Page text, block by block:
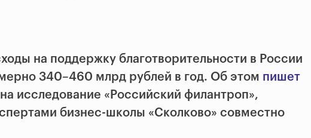
на поддержку благотворительности в Рос­сии
340–460 млрд рублей в год. Об этом пишет
исследование «Российский филантроп»,
бизнес-школы «Сколково» совместно